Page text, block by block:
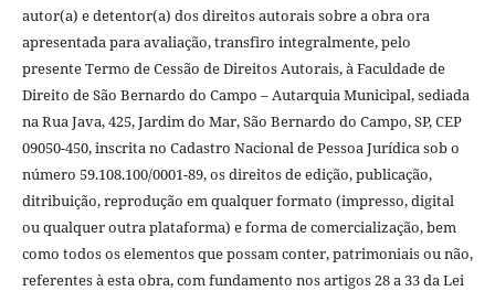
autor(a) e detentor(a) dos direitos autorais sobre a obra ora
apresentada para avaliação, transfiro integralmente, pelo
presente Termo de Cessão de Direitos Autorais, à Faculdade de
Direito de São Bernardo do Campo – Autarquia Municipal, sediada
na Rua Java, 425, Jardim do Mar, São Bernardo do Campo, SP, CEP
09050-450, inscrita no Cadastro Nacional de Pessoa Jurídica sob o
número 59.108.100/0001-89, os direitos de edição, publicação,
ditribuição, reprodução em qualquer formato (impresso, digital
ou qualquer outra plataforma) e forma de comercialização, bem
como todos os elementos que possam conter, patrimoniais ou não,
referentes à esta obra, com fundamento nos artigos 28 a 33 da Lei